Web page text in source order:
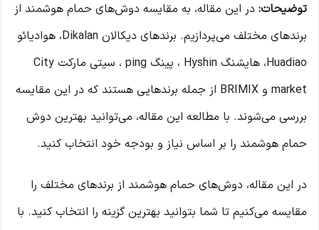
توضیحات: در این مقاله، به مقایسه دوش‌های حمام هوشمند از
برندهای مختلف می‌پردازیم. برندهای دیکالان Dikalan، هوادیائو
Huadiao، هایشنگ Hyshin ، پینگ ping ، سیتی مارکت City
market و BRIMIX از جمله برندهایی هستند که در این مقایسه
بررسی می‌شوند. با مطالعه این مقاله، می‌توانید بهترین دوش
حمام هوشمند را بر اساس نیاز و بودجه خود انتخاب کنید.
در این مقاله، دوش‌های حمام هوشمند از برندهای مختلف را
مقایسه می‌کنیم تا شما بتوانید بهترین گزینه را انتخاب کنید. با